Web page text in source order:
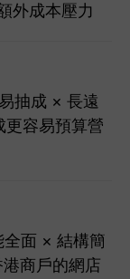
外成本壓力
抽成 × 長遠
更容易預算營
全面 × 結構簡
商戶的網店